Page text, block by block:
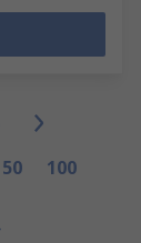
50 100